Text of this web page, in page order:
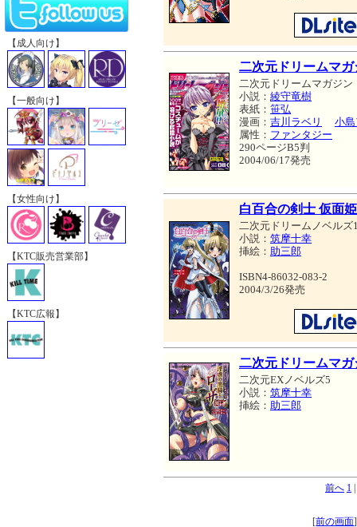
【成人向け】
【一般向け】
【女性向け】
【KTC販売営業部】
【KTC広報】
二次元ドリームマガ
二次元ドリームマガジン
小説： 綾守竜樹
表紙： 笹弘
漫画： 吉川ラベリ
小
属性： ファンタジー
290ページB5判
2004/06/17発売
白百合の剣士 仮面
二次元ドリームノベルズ
小説： 筑摩十幸
挿絵： 助三郎
ISBN4-86032-083-2
2004/3/26発売
二次元ドリームマ
二次元EXノベルズ5
小説： 筑摩十幸
挿絵： 助三郎
前へ 1
[前の画面